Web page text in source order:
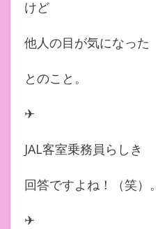
けど
他人の目が気になった
とのこと。
✈︎
JAL客室乗務員らしき
回答ですよね！（笑）。
✈︎